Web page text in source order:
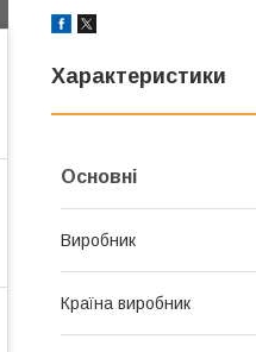
Характеристики
Основні
Виробник
Країна виробник